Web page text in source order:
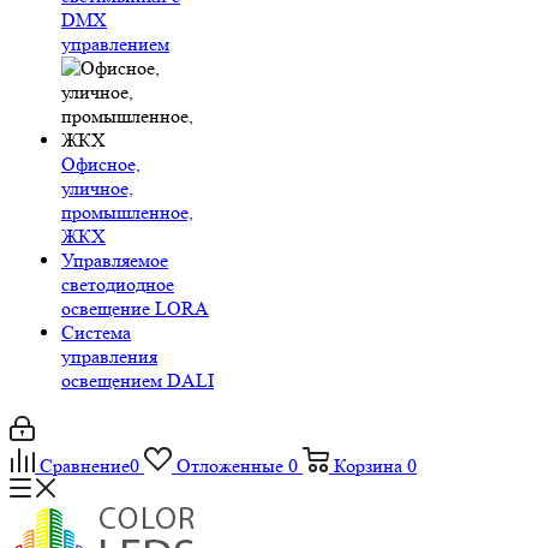
DMX
управлением
Офисное,
уличное,
промышленное,
ЖКХ
Управляемое
светодиодное
освещение LORA
Система
управления
освещением DALI
Сравнение0 Отложенные 0 Корзина 0